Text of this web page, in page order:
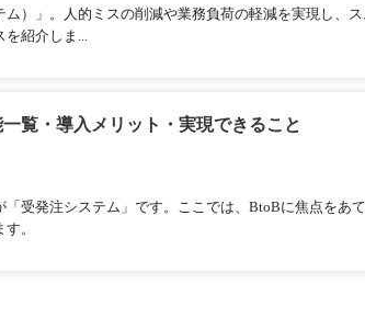
）」。人的ミスの削減や業務負荷の軽減を実現し、
紹介しま...
覧・導入メリット・実現できること
受発注システム」です。ここでは、BtoBに焦点をあ
。